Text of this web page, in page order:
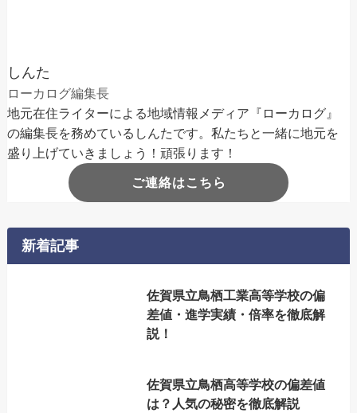
しんた
ローカログ編集長
地元在住ライターによる地域情報メディア『ローカログ』
の編集長を務めているしんたです。私たちと一緒に地元を
盛り上げていきましょう！頑張ります！
ご連絡はこちら
新着記事
佐賀県立鳥栖工業高等学校の偏
差値・進学実績・倍率を徹底解
説！
佐賀県立鳥栖高等学校の偏差値
は？人気の秘密を徹底解説